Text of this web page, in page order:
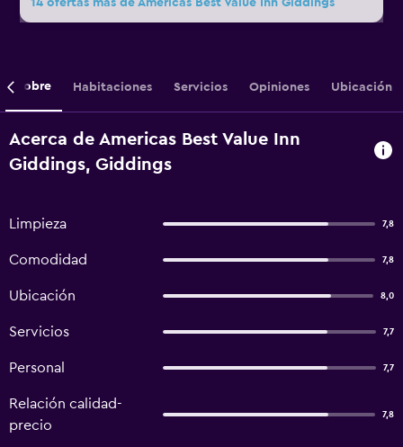
14 ofertas más de Americas Best Value Inn Giddings
Sobre Habitaciones Servicios Opiniones Ubicación
Acerca de Americas Best Value Inn
Giddings, Giddings
Limpieza 7,8
Comodidad 7,8
Ubicación 8,0
Servicios 7,7
Personal 7,7
Relación calidad-
precio
7,8